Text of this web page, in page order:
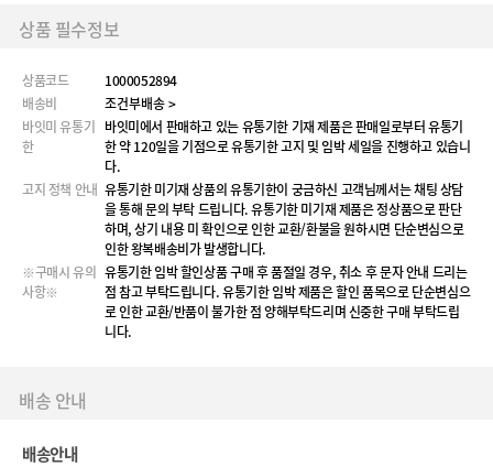
상품 필수정보
상품코드
1000052894
배송비
조건부배송 >
바잇미 유통기
한
바잇미에서 판매하고 있는 유통기한 기재 제품은 판매일로부터 유통기
한 약 120일을 기점으로 유통기한 고지 및 임박 세일을 진행하고 있습니
다.
고지 정책 안내 유통기한 미기재 상품의 유통기한이 궁금하신 고객님께서는 채팅 상담
을 통해 문의 부탁 드립니다. 유통기한 미기재 제품은 정상품으로 판단
하며, 상기 내용 미 확인으로 인한 교환/환불을 원하시면 단순변심으로
인한 왕복배송비가 발생합니다.
※구매시 유의
사항※
유통기한 임박 할인상품 구매 후 품절일 경우, 취소 후 문자 안내 드리는
점 참고 부탁드립니다. 유통기한 임박 제품은 할인 품목으로 단순변심으
로 인한 교환/반품이 불가한 점 양해부탁드리며 신중한 구매 부탁드립
니다.
배송 안내
배송안내